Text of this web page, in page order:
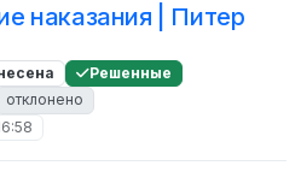
наказания | Питер
Решенные
отклонено